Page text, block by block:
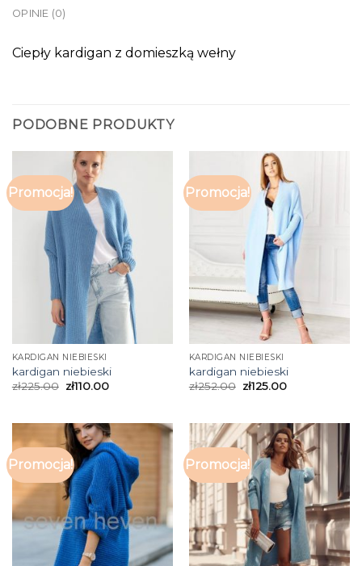
OPINIE (0)
Ciepły kardigan z domieszką wełny
PODOBNE PRODUKTY
Promocja!
KARDIGAN NIEBIESKI
kardigan niebieski
zł225.00 zł110.00
Promocja!
KARDIGAN NIEBIESKI
kardigan niebieski
zł252.00 zł125.00
Promocja! Promocja!